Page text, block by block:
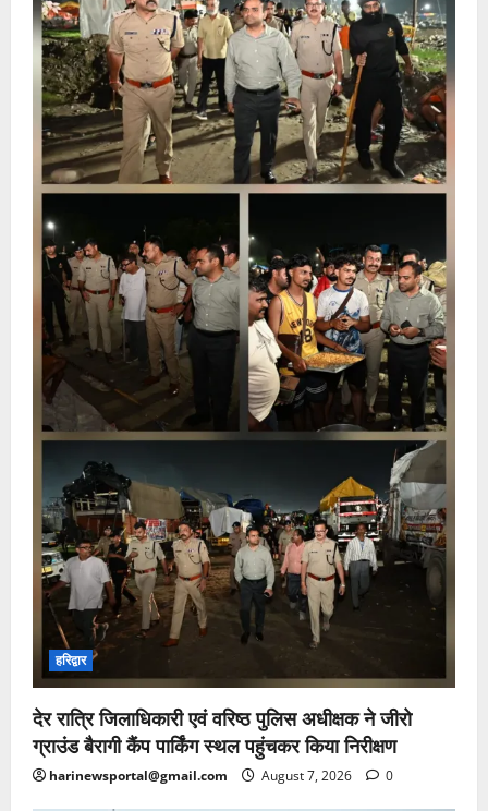
हरिद्वार
देर रात्रि जिलाधिकारी एवं वरिष्ठ पुलिस अधीक्षक ने जीरो
ग्राउंड बैरागी कैंप पार्किंग स्थल पहुंचकर किया निरीक्षण
harinewsportal@gmail.com August 7, 2026 0